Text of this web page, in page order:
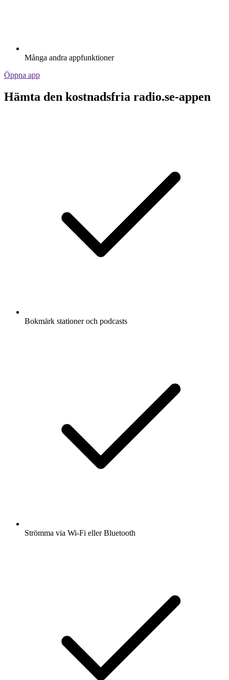
Många andra appfunktioner
Öppna app
Hämta den kostnadsfria radio.se-appen
Bokmärk stationer och podcasts
Strömma via Wi-Fi eller Bluetooth